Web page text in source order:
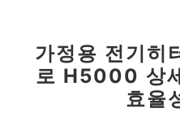
가정용 전기히
로 H5000 상
효율